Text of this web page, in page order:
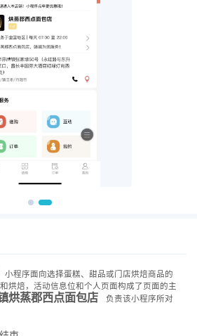
小程序面向选择蛋糕、甜品或门店烘焙商品的
烘焙，活动信息位和个人页面构成了页面的主
烘蒸郡西点面包店
负责该小程序所对